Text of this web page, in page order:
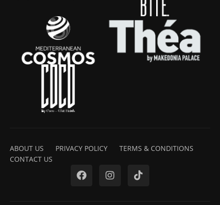
ABOUT US PRIVACY POLICY
TERMS & CONDITIONS
CONTACT US